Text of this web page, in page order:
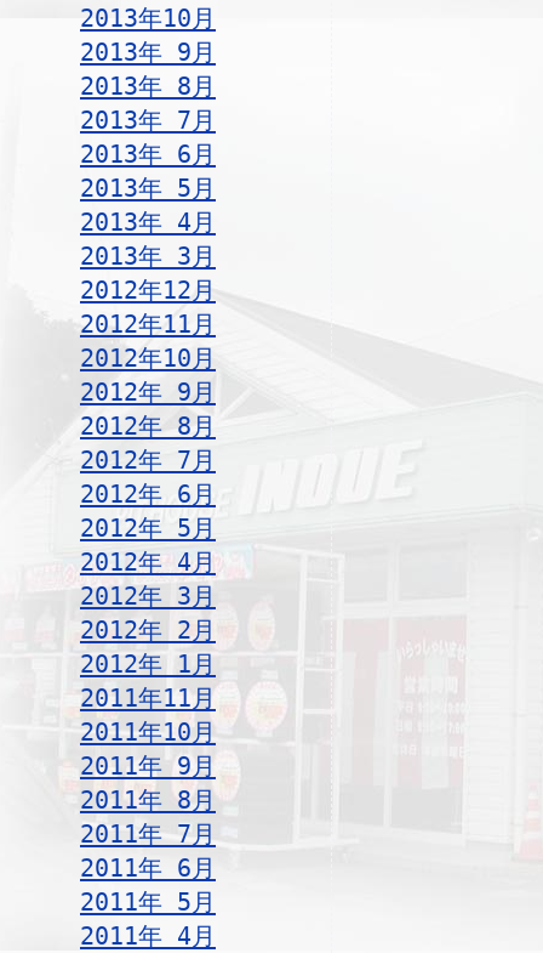
2013年10月
2013年 9月
2013年 8月
2013年 7月
2013年 6月
2013年 5月
2013年 4月
2013年 3月
2012年12月
2012年11月
2012年10月
2012年 9月
2012年 8月
2012年 7月
2012年 6月
2012年 5月
2012年 4月
2012年 3月
2012年 2月
2012年 1月
2011年11月
2011年10月
2011年 9月
2011年 8月
2011年 7月
2011年 6月
2011年 5月
2011年 4月